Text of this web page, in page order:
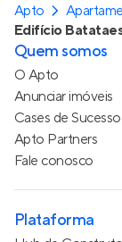
Apto
Edifício
Quem somos
O Apto
Anunciar imóveis
Cases de Sucesso
Apto Partners
Fale conosco
Plataforma